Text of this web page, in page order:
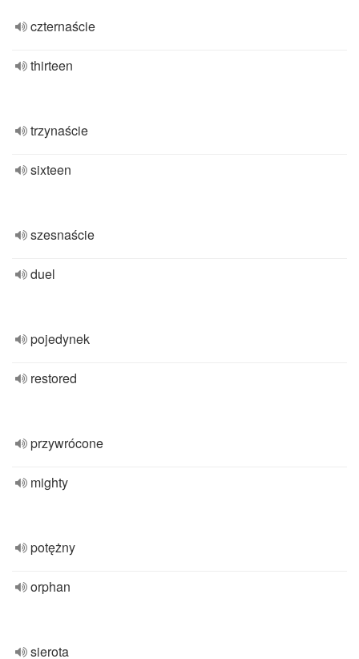
czternaście
thirteen
trzynaście
sixteen
szesnaście
duel
pojedynek
restored
przywrócone
mighty
potężny
orphan
sierota